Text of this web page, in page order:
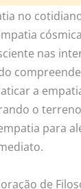
no
nas
a
o
para
de